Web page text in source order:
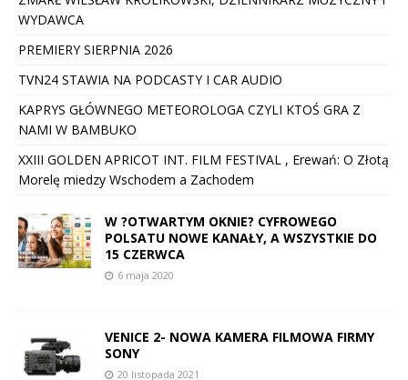
WYDAWCA
PREMIERY SIERPNIA 2026
TVN24 STAWIA NA PODCASTY I CAR AUDIO
KAPRYS GŁÓWNEGO METEOROLOGA CZYLI KTOŚ GRA Z
NAMI W BAMBUKO
XXIII GOLDEN APRICOT INT. FILM FESTIVAL , Erewań: O Złotą
Morelę miedzy Wschodem a Zachodem
W ?OTWARTYM OKNIE? CYFROWEGO
POLSATU NOWE KANAŁY, A WSZYSTKIE DO
15 CZERWCA
6 maja 2020
VENICE 2- NOWA KAMERA FILMOWA FIRMY
SONY
20 listopada 2021